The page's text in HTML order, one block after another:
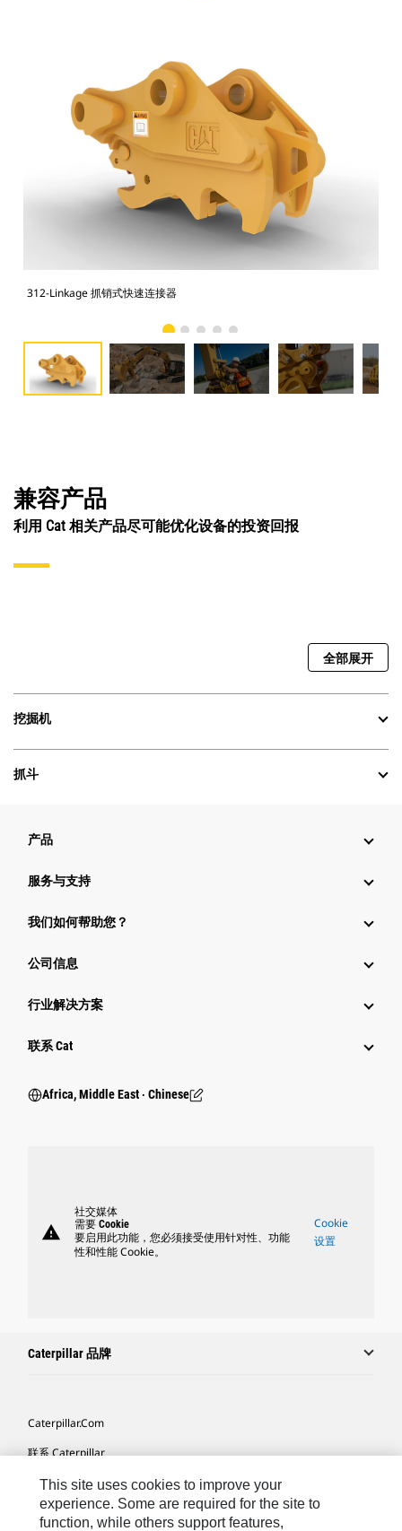
312-Linkage 抓销式快速连接器
兼容产品
利用 Cat 相关产品尽可能优化设备的投资回报
全部展开
挖掘机
抓斗
产品
服务与支持
我们如何帮助您？
公司信息
行业解决方案
行业
联系 Cat
Africa, Middle East ‧ Chinese
warning
社交媒体
需要 Cookie
要启用此功能，您必须接受使用针对性、功能
性和性能 Cookie。
Cookie
设置
Caterpillar 品牌
Caterpillar.com
联系 Caterpillar
我的营销首选项
站点地图
This site uses cookies to improve your
experience. Some are required for the site to
function, while others support features,